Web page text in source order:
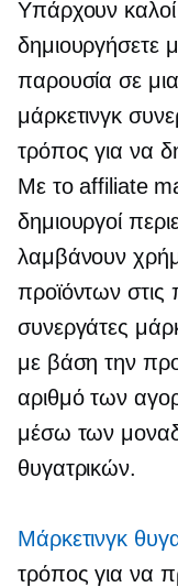
Υπάρχουν
δημιουργήσετε
παρουσία σε μια
μάρκετινγκ
τρόπος για να
Με το affiliate
δημιουργοί
λαμβάνουν
προϊόντων στις
συνεργάτες
με βάση την
αριθμό των
μέσω των
θυγατρικών.
Μάρκετινγκ
τρόπος για να